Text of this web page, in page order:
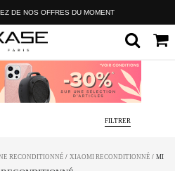
DE NOS OFFRES DU MOMENT
FILTRER
RECONDITIONNÉ / XIAOMI RECONDITIONNÉ / MI 10